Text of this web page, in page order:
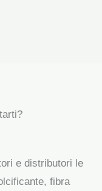
e distributori le
fibra